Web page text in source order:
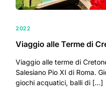
2022
Viaggio alle Terme di
Viaggio alle terme di
Salesiano Pio XI di Roma.
giochi acquatici, balli di […]